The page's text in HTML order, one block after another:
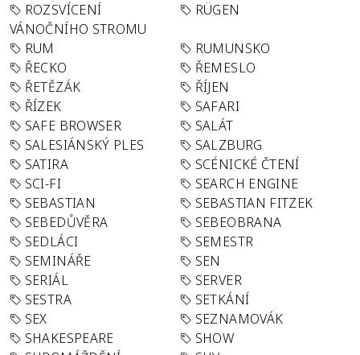
ROZSVÍCENÍ
VÁNOČNÍHO STROMU
RÜGEN
RUM
RUMUNSKO
ŘECKO
ŘEMESLO
ŘETĚZÁK
ŘÍJEN
ŘÍZEK
SAFARI
SAFE BROWSER
SALÁT
SALESIÁNSKÝ PLES
SALZBURG
SATIRA
SCÉNICKÉ ČTENÍ
SCI-FI
SEARCH ENGINE
SEBASTIAN
SEBASTIAN FITZEK
SEBEDŮVĚRA
SEBEOBRANA
SEDLÁCI
SEMESTR
SEMINÁŘE
SEN
SERIÁL
SERVER
SESTRA
SETKÁNÍ
SEX
SEZNAMOVÁK
SHAKESPEARE
SHOW